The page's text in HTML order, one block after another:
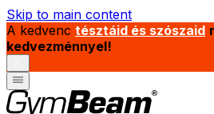
Skip to main content
A kedvenc tésztáid és szószaid
kedvezménnyel!